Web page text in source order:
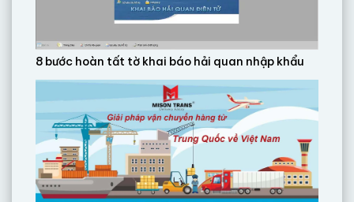
8 bước hoàn tất tờ khai báo hải quan nhập khẩu